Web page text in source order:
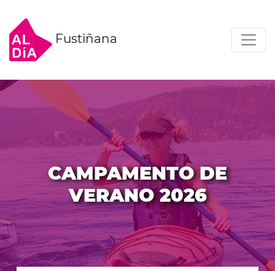
Fustiñana
CAMPAMENTO DE
VERANO 2026